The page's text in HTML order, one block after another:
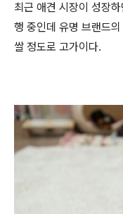
최근 애견 시장이 성장
행 중인데 유명 브랜드
쌀 정도로 고가이다.